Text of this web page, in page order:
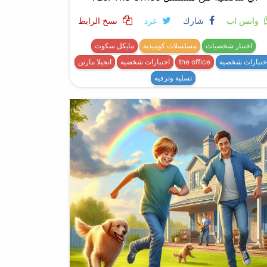
واتس اب شارك غرد نسخ الرابط
اختبار شخصيات مسلسلات كوميدية
مايكل سكوت
شخصية
the office اختبارات شخصية
انجيلا مارتن
تسلية وترفيه